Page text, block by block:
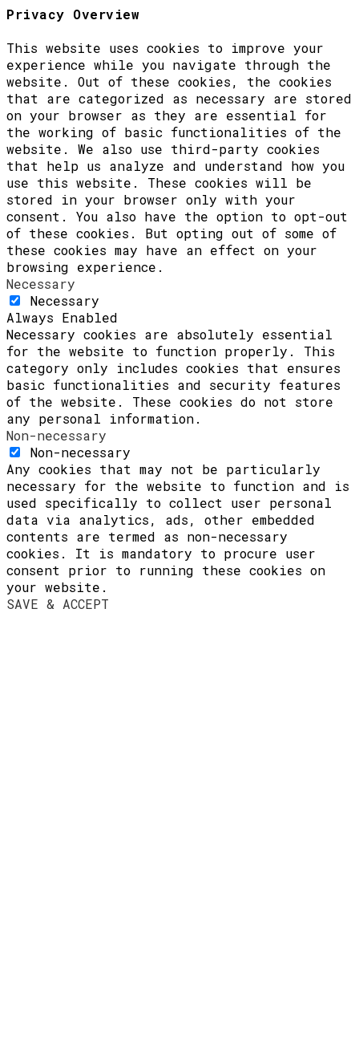
Privacy Overview
This website uses cookies to improve your
experience while you navigate through the
website. Out of these cookies, the cookies
that are categorized as necessary are stored
on your browser as they are essential for
the working of basic functionalities of the
website. We also use third-party cookies
that help us analyze and understand how you
use this website. These cookies will be
stored in your browser only with your
consent. You also have the option to opt-out
of these cookies. But opting out of some of
these cookies may have an effect on your
browsing experience.
Necessary
Necessary
Always Enabled
Necessary cookies are absolutely essential
for the website to function properly. This
category only includes cookies that ensures
basic functionalities and security features
of the website. These cookies do not store
any personal information.
Non-necessary
Non-necessary
Any cookies that may not be particularly
necessary for the website to function and is
used specifically to collect user personal
data via analytics, ads, other embedded
contents are termed as non-necessary
cookies. It is mandatory to procure user
consent prior to running these cookies on
your website.
SAVE & ACCEPT